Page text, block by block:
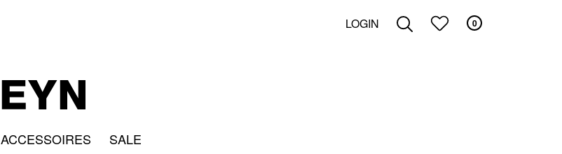
LOGIN 0
ACCESSOIRES SALE